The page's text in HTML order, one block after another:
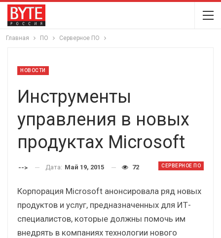
Главная ПО Серверное ПО
НОВОСТИ
Инструменты
управления в новых
продуктах Microsoft
СЕРВЕРНОЕ ПО
--> Дата: Май 19, 2015 72
Корпорация Microsoft анонсировала ряд новых
продуктов и услуг, предназначенных для ИТ-
специалистов, которые должны помочь им
внедрять в компаниях технологии нового